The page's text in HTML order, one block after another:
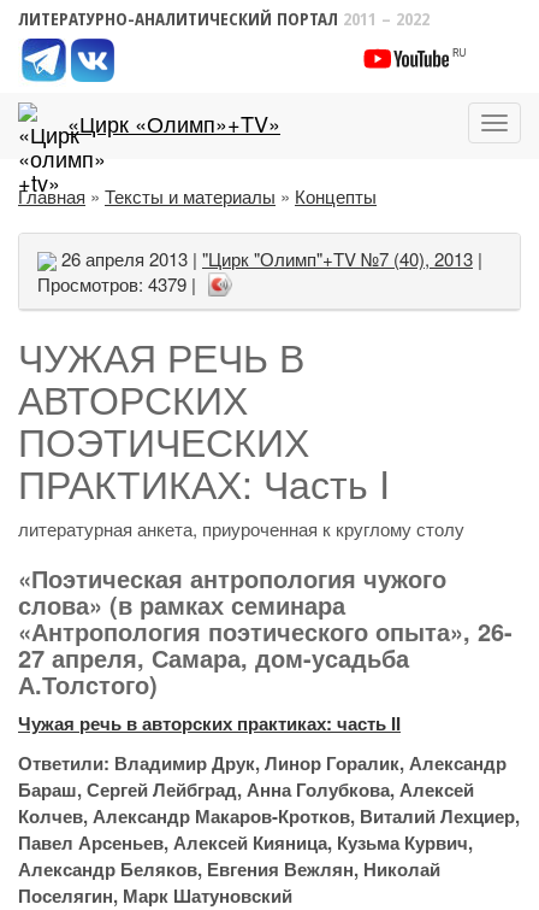
ЛИТЕРАТУРНО-АНАЛИТИЧЕСКИЙ ПОРТАЛ 2011 – 2022
меню
«Цирк «Олимп»+TV»
Главная » Тексты и материалы » Концепты
26 апреля 2013 | "Цирк "Олимп"+TV №7 (40), 2013 |
Просмотров: 4379 |
ЧУЖАЯ РЕЧЬ В
АВТОРСКИХ
ПОЭТИЧЕСКИХ
ПРАКТИКАХ: Часть I
литературная анкета, приуроченная к круглому столу
«Поэтическая антропология чужого
слова» (в рамках семинара
«Антропология поэтического опыта», 26-
27 апреля, Самара, дом-усадьба
А.Толстого)
Чужая речь в авторских практиках: часть II
Ответили: Владимир Друк, Линор Горалик, Александр
Бараш, Сергей Лейбград, Анна Голубкова, Алексей
Колчев, Александр Макаров-Кротков, Виталий Лехциер,
Павел Арсеньев, Алексей Кияница, Кузьма Курвич,
Александр Беляков, Евгения Вежлян, Николай
Поселягин, Марк Шатуновский